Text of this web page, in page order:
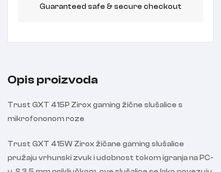
Guaranteed safe & secure checkout
Opis proizvoda
Trust GXT 415P Zirox gaming žične slušalice s
mikrofononom roze
Trust GXT 415W Zirox žičane gaming slušalice
pružaju vrhunski zvuk i udobnost tokom igranja na PC-